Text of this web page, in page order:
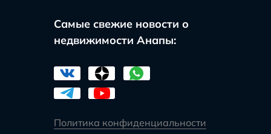
Самые свежие новости о
недвижимости Анапы:
Политика конфиденциальности